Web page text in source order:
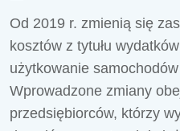
Od 2019 r. zmienią się
kosztów z tytułu
użytkowanie
Wprowadzone zmiany
przedsiębiorców, którzy